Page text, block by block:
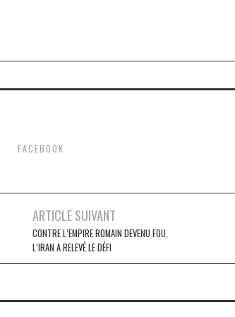
FACEBOOK
ARTICLE SUIVANT
CONTRE L’EMPIRE ROMAIN DEVENU FOU,
L’IRAN A RELEVÉ LE DÉFI